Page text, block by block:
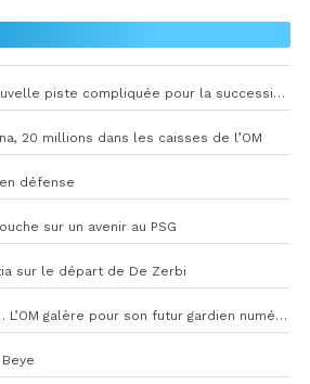
L’OM s’attaque à une nouvelle piste compliquée pour la succession de Rulli
20 millions dans les caisses de l’OM
défense
sur un avenir au PSG
sur le départ de De Zerbi
Restes, Atubolu, Bulka… L’OM galère pour son futur gardien numéro 1